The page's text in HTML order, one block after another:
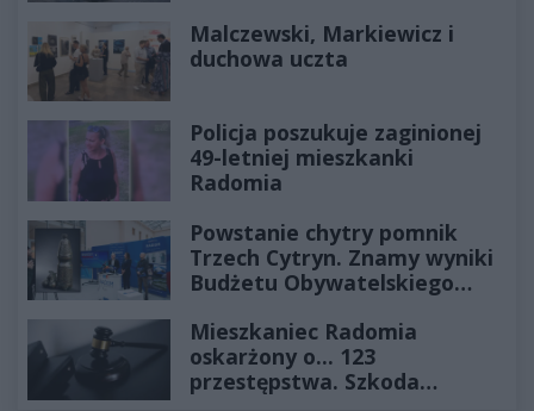
Malczewski, Markiewicz i
duchowa uczta
Policja poszukuje zaginionej
49-letniej mieszkanki
Radomia
Powstanie chytry pomnik
Trzech Cytryn. Znamy wyniki
Budżetu Obywatelskiego
Mieszkaniec Radomia
oskarżony o... 123
przestępstwa. Szkoda